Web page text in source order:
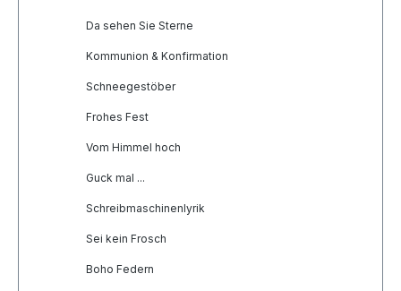
Da sehen Sie Sterne
Kommunion & Konfirmation
Schneegestöber
Frohes Fest
Vom Himmel hoch
Guck mal ...
Schreibmaschinenlyrik
Sei kein Frosch
Boho Federn